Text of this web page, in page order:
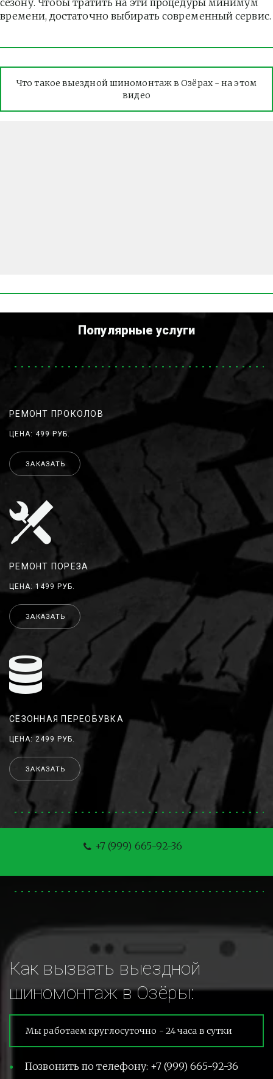
сезону. Чтобы тратить на эти процедуры минимум
времени, достаточно выбирать современный сервис.
Что такое выездной шиномонтаж в Озёрах - на этом
видео
Популярные услуги
РЕМОНТ ПРОКОЛОВ
ЦЕНА: 499 РУБ.
ЗАКАЗАТЬ
РЕМОНТ ПОРЕЗА
ЦЕНА: 1499 РУБ.
ЗАКАЗАТЬ
СЕЗОННАЯ ПЕРЕОБУВКА
ЦЕНА: 2499 РУБ.
ЗАКАЗАТЬ
+7 (999) 665-92-36
Как вызвать выездной
шиномонтаж в Озёры:
Мы работаем круглосуточно - 24 часа в сутки
Позвонить по телефону: +7 (999) 665-92-36